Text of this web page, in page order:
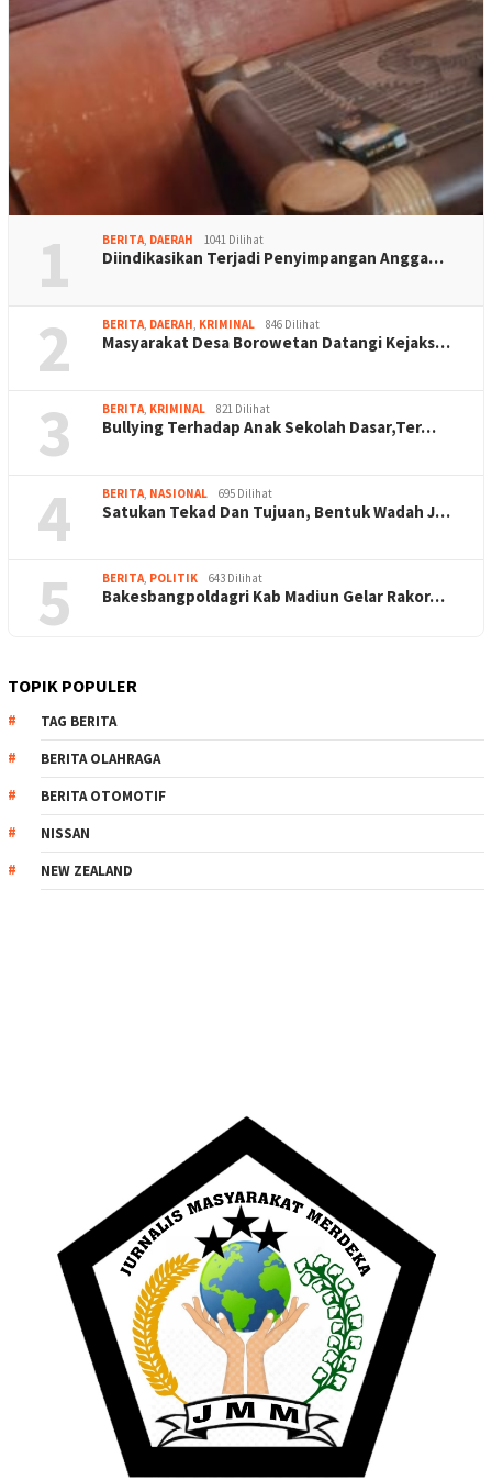
1 BERITA, DAERAH 1041 Dilihat
Diindikasikan Terjadi Penyimpangan Angga…
2 BERITA, DAERAH, KRIMINAL 846 Dilihat
Masyarakat Desa Borowetan Datangi Kejaks…
3 BERITA, KRIMINAL 821 Dilihat
Bullying Terhadap Anak Sekolah Dasar,Ter…
4 BERITA, NASIONAL 695 Dilihat
Satukan Tekad Dan Tujuan, Bentuk Wadah J…
5 BERITA, POLITIK 643 Dilihat
Bakesbangpoldagri Kab Madiun Gelar Rakor…
TOPIK POPULER
TAG BERITA
BERITA OLAHRAGA
BERITA OTOMOTIF
NISSAN
NEW ZEALAND